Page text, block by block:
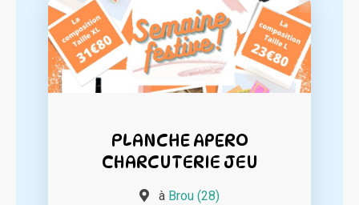
PLANCHE APERO
CHARCUTERIE JEU
à Brou (28)